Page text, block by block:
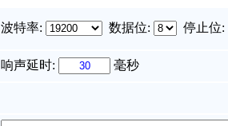
波特率: 数据位: 停止位:
响声延时: 毫秒